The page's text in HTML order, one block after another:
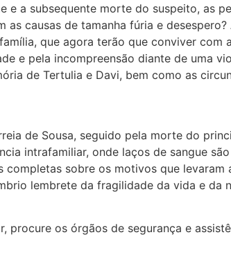
a subsequente morte do suspeito, as
causas de tamanha fúria e
que agora terão que conviver
e pela incompreensão diante de uma
de Tertulia e Davi, bem como as
de Sousa, seguido pela morte do
intrafamiliar, onde laços de sangue
sobre os motivos que
lembrete da fragilidade da vida e da
os órgãos de segurança e